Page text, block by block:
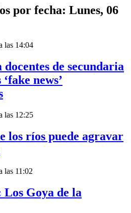
por fecha: Lunes, 06
las 14:04
de secundaria
news’
las 12:25
los ríos puede agravar
las 11:02
Goya de la